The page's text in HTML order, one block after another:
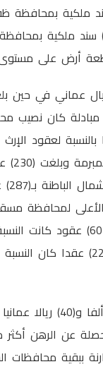
بمحافظة البريمي و(289) سند ملكية بمحافظة الوسطى
عماني في حين
(26) ألفا و(534) ريالا عمانيا من خلال إبرام
عقد إرث كان
بلغت
عقود فك رهن وجاء عدد عقود القسمة على مستوى محافظات السلطنة
لمحافظة شمال الباطنة بـ (251) عقدا كما بلغت عقود
وقال سعادته إلى أن إجمالي قيمة عقود الرهن
ببقية محافظات